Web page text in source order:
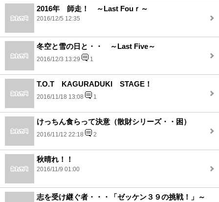
2016年 師走！ ～Last Fouｒ～
2016/12/5 12:35
冬空と雪の日と・・ ～Last Five～
2016/12/3 13:29 1
T.O.T KAGURADUKI STAGE！
2016/11/18 13:08 1
けっちん食らって決意（散財シリーズ・・困）
2016/11/12 22:18 2
秋晴れ！！
2016/11/9 01:00
志を受け継ぐ者・・・「ゼッケン３９の挑戦！」～